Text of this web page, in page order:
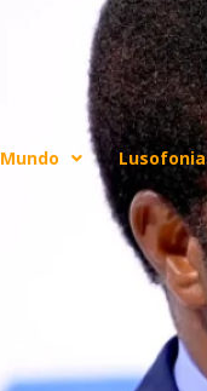
Mundo Lusofonia